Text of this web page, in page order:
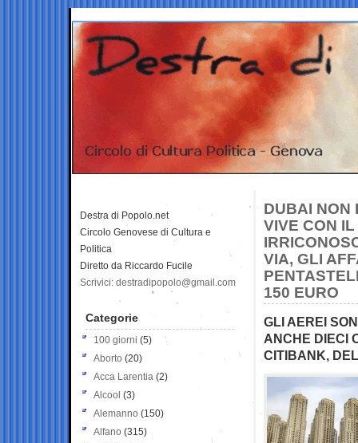
DUBAI NON
VIVE CON
VIA, GLI
150 EURO
GLI AEREI
ANCHE DIECI
CITIBANK,
Destra di Popolo.net
Circolo Genovese di Cultura e
Politica
Diretto da Riccardo Fucile
Scrivici: destradipopolo@gmail.com
Categorie
100 giorni (5)
Aborto (20)
Acca Larentia (2)
Alcool (3)
Alemanno (150)
Alfano (315)